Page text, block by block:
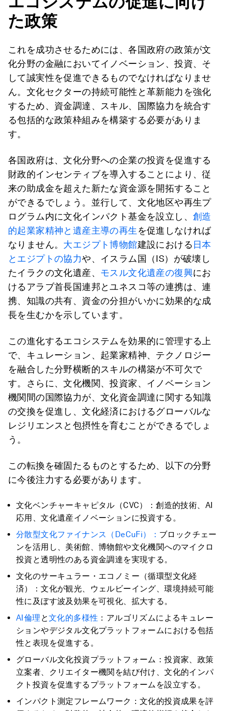
た政策
これを成功させるためには、各国政府の政策が文
化分野の金融においてイノベーション、投資、そ
して誠実性を促進できるものでなければなりませ
ん。文化セクターの持続可能性と革新能力を強化
するため、資金調達、スキル、国際協力を統合す
る包括的な政策枠組みを構築する必要がありま
す。
各国政府は、文化分野への企業の投資を促進する
財政的インセンティブを導入することにより、従
来の助成金を超えた新たな資金源を開拓すること
ができるでしょう。並行して、文化地区や再生プ
ログラム内に文化インパクト基金を設立し、 創造
的起業家精神と遺産主導の再生 を促進しなければ
なりません。 大エジプト博物館建設における 日本
とエジプトの協力や、イスラム国（IS）が破壊し
たイラクの文化遺産、 モスル文化遺産の復興にお
けるアラブ首長国連邦とユネスコ等の連携は、連
携、知識の共有、資金の分担がいかに効果的な成
長を生むかを示しています。
この進化するエコシステムを効果的に管理する上
で、キュレーション、起業家精神、テクノロジー
を融合した分野横断的スキルの構築が不可欠で
す。さらに、文化機関、投資家、イノベーション
機関間の国際協力が、文化資金調達に関する知識
の交換を促進し、文化経済におけるグローバルな
レジリエンスと包摂性を育むことができるでしょ
う。
この転換を確固たるものとするため、以下の分野
に今後注力する必要があります。
文化ベンチャーキャピタル（CVC）：創造的技術、AI
応用、文化遺産イノベーションに投資する。
分散型文化ファイナンス（DeCuFi）： ブロックチェー
ンを活用し、美術館、博物館や文化機関へのマイクロ
投資と透明性のある資金調達を実現する。
文化のサーキュラー・エコノミー（循環型文化経
済）：文化が観光、ウェルビーイング、環境持続可能
性に及ぼす波及効果を可視化、拡大する。
AI倫理 と文化的多様性 ：アルゴリズムによるキュレー
ションやデジタル文化プラットフォームにおける包括
性と表現を促進する。
グローバル文化投資プラットフォーム：投資家、政策
立案者、クリエイター機関を結び付け、文化的インパ
クト投資を促進するプラットフォームを設立する。
インパクト測定フレームワーク：文化的投資成果を評